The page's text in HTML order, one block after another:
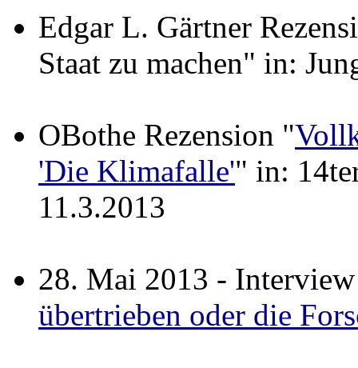
Edgar L. Gärtner
Staat zu machen" in:
OBothe Rezension "
'Die Klimafalle'" in:
11.3.2013
28. Mai 2013 -
übertrieben oder die